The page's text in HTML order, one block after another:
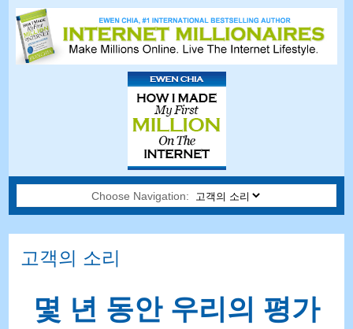
Choose Navigation:
고객의 소리
몇 년 동안 우리의 평가